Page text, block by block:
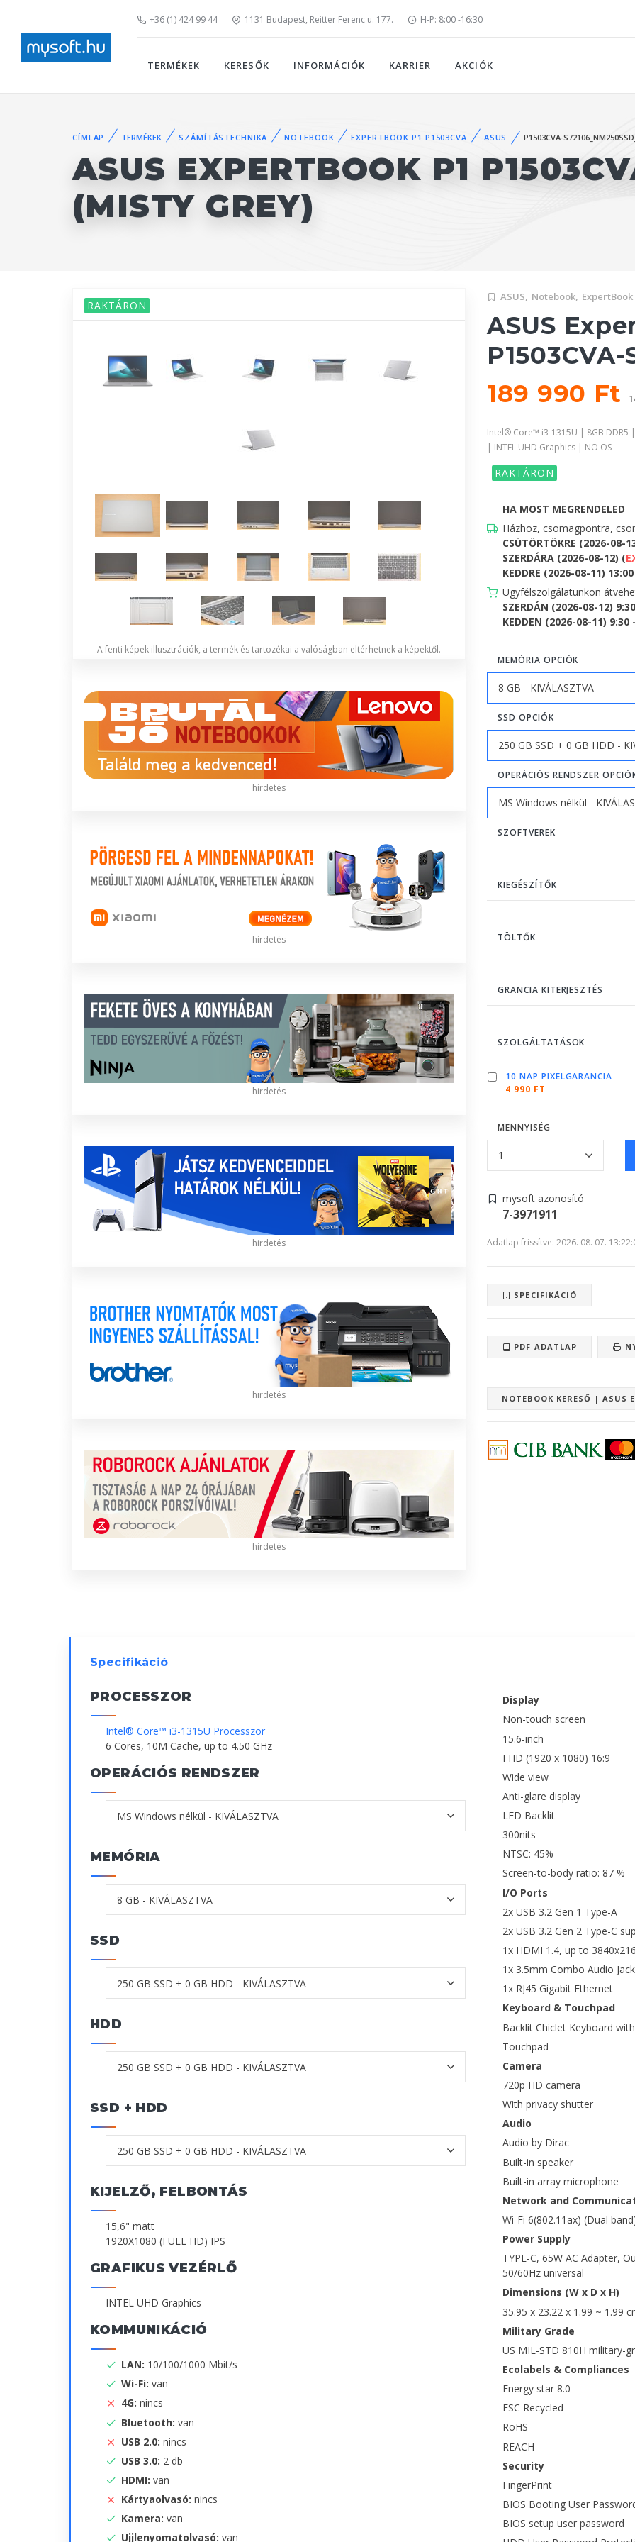
+36 (1) 424 99 44 1131 Budapest, Reitter Ferenc u. 177. H-P: 8:00 -16:30
TERMÉKEK KERESŐK INFORMÁCIÓK KARRIER AKCIÓK
CÍMLAP TERMÉKEK SZÁMÍTÁSTECHNIKA NOTEBOOK EXPERTBOOK P1 P1503CVA ASUS P1503CVA-
ASUS EXPERTBOOK P1
(MISTY GREY)
RAKTÁRON
A fenti képek illusztrációk, a termék és tartozékai a valóságban eltérhetnek a képektől.
hirdetés
hirdetés
hirdetés
hirdetés
hirdetés
hirdetés
ASUS, Notebook, ExpertBook
ASUS
189 990 Ft
Intel® Core™ i3-1315U | 8GB DDR5
| INTEL UHD Graphics | NO OS
RAKTÁRON
HA MOST MEGRENDELED
Házhoz, csomagpontra,
CSÜTÖRTÖKRE (2026-08-
SZERDÁRA (2026-08-12) (
KEDDRE (2026-08-11)
Ügyfélszolgálatunkon
SZERDÁN (2026-08-12)
KEDDEN (2026-08-11) 9:30
MEMÓRIA OPCIÓK
SSD OPCIÓK
OPERÁCIÓS RENDSZER
SZOFTVEREK
KIEGÉSZÍTŐK
TÖLTŐK
GRANCIA KITERJESZTÉS
SZOLGÁLTATÁSOK
10 NAP PIXELGARANCIA
4 990 FT
MENNYISÉG
mysoft azonosító
7-3971911
Adatlap frissítve: 2026. 08. 07.
SPECIFIKÁCIÓ
PDF ADATLAP
NOTEBOOK KERESŐ | ASUS
Specifikáció
PROCESSZOR
Intel® Core™ i3-1315U Processzor
6 Cores, 10M Cache, up to 4.50 GHz
OPERÁCIÓS RENDSZER
MEMÓRIA
SSD
HDD
SSD + HDD
KIJELZŐ, FELBONTÁS
15,6" matt
1920X1080 (FULL HD) IPS
GRAFIKUS VEZÉRLŐ
INTEL UHD Graphics
KOMMUNIKÁCIÓ
LAN: 10/100/1000 Mbit/s
Wi-Fi: van
4G: nincs
Bluetooth: van
USB 2.0: nincs
USB 3.0: 2 db
HDMI: van
Kártyaolvasó: nincs
Kamera: van
Ujjlenyomatolvasó: van
Display
Non-touch screen
15.6-inch
FHD (1920 x 1080) 16:9
Wide view
Anti-glare display
LED Backlit
300nits
NTSC: 45%
Screen-to-body ratio: 87 %
I/O Ports
2x USB 3.2 Gen 1 Type-A
2x USB 3.2 Gen 2 Type-C
1x HDMI 1.4, up to
1x 3.5mm Combo Audio Jack
1x RJ45 Gigabit Ethernet
Keyboard & Touchpad
Backlit Chiclet Keyboard
Touchpad
Camera
720p HD camera
With privacy shutter
Audio
Audio by Dirac
Built-in speaker
Built-in array microphone
Network and
Wi-Fi 6(802.11ax) (Dual
Power Supply
TYPE-C, 65W AC Adapter,
50/60Hz universal
Dimensions (W x D x H)
35.95 x 23.22 x 1.99 ~ 1.99
Military Grade
US MIL-STD 810H military-
Ecolabels & Compliances
Energy star 8.0
FSC Recycled
RoHS
REACH
Security
FingerPrint
BIOS Booting User
BIOS setup user password